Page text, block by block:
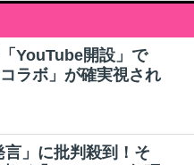
YouTube開設」で
ラボ」が確実視され
」に批判殺到！そ